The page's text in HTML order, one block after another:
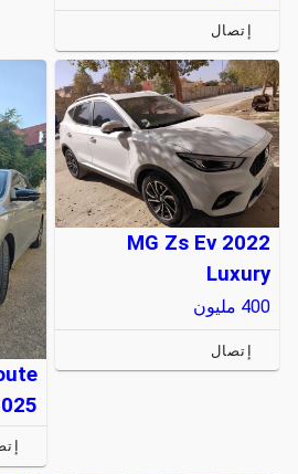
إتصال
MG Zs Ev 2022
Luxury
400 مليون
إتصال